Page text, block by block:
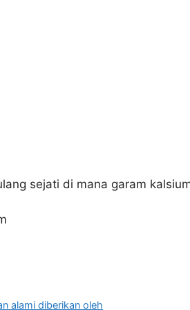
sejati di mana garam
alami diberikan oleh